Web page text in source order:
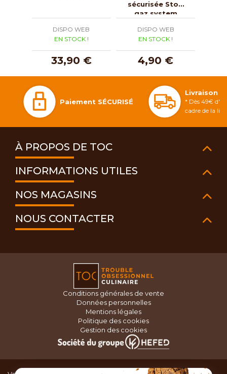
DISPO WEB
EN STOCK !
33,90 €
sécurisée Stop
gaz system
DISPO WEB
EN STOCK !
4,90 €
Paiement SÉCURISÉ
Livraison
* Dès 49€
cadre de la
À PROPOS DE TOC
INFORMATIONS UTILES
NOS MAGASINS
NOUS CONTACTER
Conditions générales de vente
Données personnelles
Mentions légales
Politique des cookies
Gestion des cookies